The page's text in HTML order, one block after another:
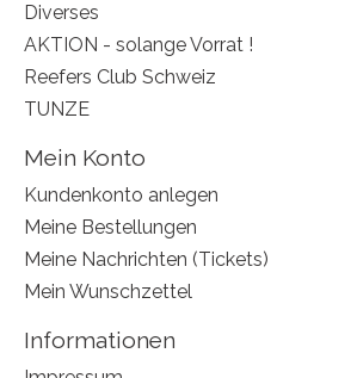
Diverses
AKTION - solange Vorrat !
Reefers Club Schweiz
TUNZE
Mein Konto
Kundenkonto anlegen
Meine Bestellungen
Meine Nachrichten (Tickets)
Mein Wunschzettel
Informationen